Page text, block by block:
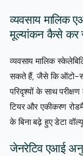
व्यवसाय मालिक
मूल्यांकन कैसे कर
व्यवसाय मालिक
सकते हैं, जैसे कि ऑटो-
परिदृश्यों के साथ
टियर और एकीकरण
के बिना बढ़े हुए डेटा
जेनरेटिव एआई